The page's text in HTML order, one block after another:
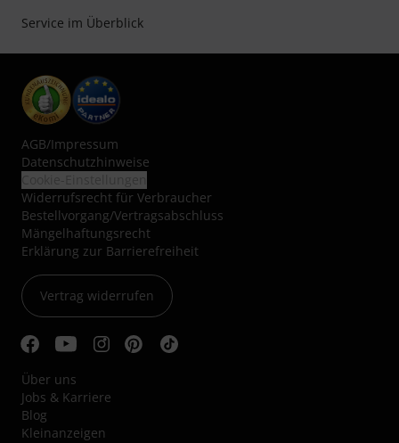
Service im Überblick
AGB/Impressum
Datenschutzhinweise
Widerrufsrecht für Verbraucher
Bestellvorgang/Vertragsabschluss
Mängelhaftungsrecht
Erklärung zur Barrierefreiheit
Vertrag widerrufen
Über uns
Jobs & Karriere
Blog
Kleinanzeigen